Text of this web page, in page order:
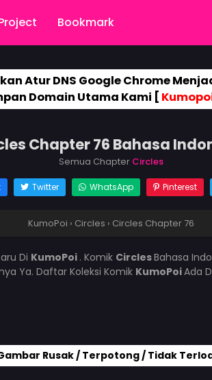
Bookmark
Atur DNS Google Chrome
Domain Utama Kami [
Chapter 76 Bahasa
Semua Chapter Circles
Twitter WhatsApp Pinterest
KumoPoi › Circles › Circles Chapter 76
Di KumoPoi . Komik CirclesBahasa
Ya. Daftar Koleksi Komik KumoPoiAda
Rusak / Terpotong / Tidak